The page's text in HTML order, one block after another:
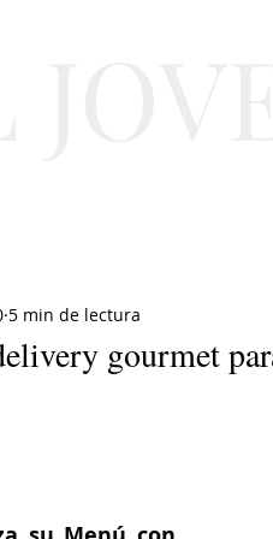
gourmet
5 min de lectura